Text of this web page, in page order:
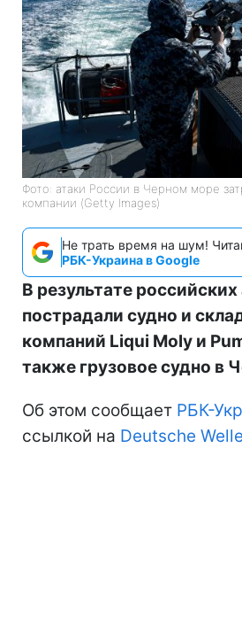
Фото: атаки России в Черном море
компании (Getty Images)
Не трать время на шум!
РБК-Украина в Google
В результате российских
пострадали судно и
компаний Liqui Moly и
также грузовое судно в
Об этом сообщает РБК-
ссылкой на Deutsche Welle